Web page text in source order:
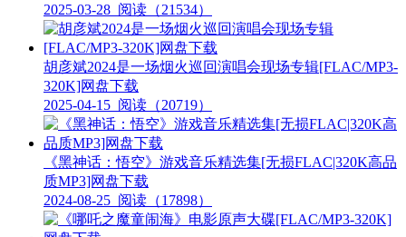
2025-03-28 阅读（21534）
胡彦斌2024是一场烟火巡回演唱会现场专辑[FLAC/MP3-
320K]网盘下载
2025-04-15 阅读（20719）
《黑神话：悟空》游戏音乐精选集[无损FLAC|320K高品
质MP3]网盘下载
2024-08-25 阅读（17898）